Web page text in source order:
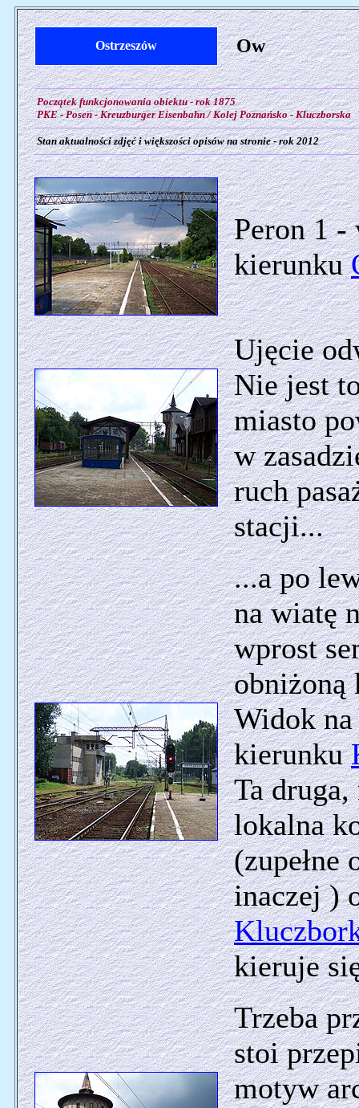
Ostrzeszów Ow
Początek funkcjonowania obiektu - rok 1875
PKE - Posen - Kreuzburger Eisenbahn / Kolej Poznańsko - Kluczborska
Stan aktualności zdjęć i większości opisów na stronie - rok 2012
Peron 1 -
kierunku
Ujęcie
Nie jest
miasto
w
ruch
stacji...
...a po
na wiatę
wprost
obniżoną
Widok
kierunku
Ta
lokalna
(zupełne
inaczej )
kieruje
Trzeba
stoi
motyw